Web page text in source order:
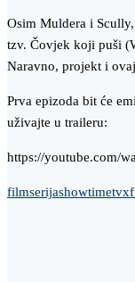
Osim Muldera i
tzv. Čovjek koji puši
Naravno, projekt i
Prva epizoda bit će
uživajte u traileru:
https://youtube.com/
filmserijashowtimetv